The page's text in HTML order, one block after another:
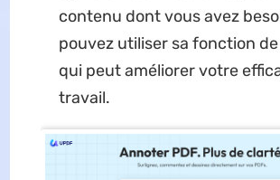
contenu dont vous avez
pouvez utiliser sa fonction
qui peut améliorer votre
travail.